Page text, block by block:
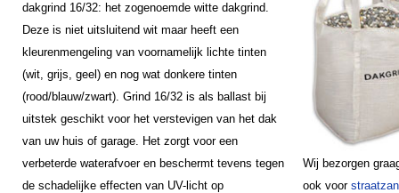
dakgrind 16/32: het zogenoemde witte dakgrind.
Deze is niet uitsluitend wit maar heeft een
kleurenmengeling van voornamelijk lichte tinten
(wit, grijs, geel) en nog wat donkere tinten
(rood/blauw/zwart). Grind 16/32 is als ballast bij
uitstek geschikt voor het verstevigen van het dak
van uw huis of garage. Het zorgt voor een
verbeterde waterafvoer en beschermt tevens tegen
de schadelijke effecten van UV-licht op
Wij bezorgen
ook voor